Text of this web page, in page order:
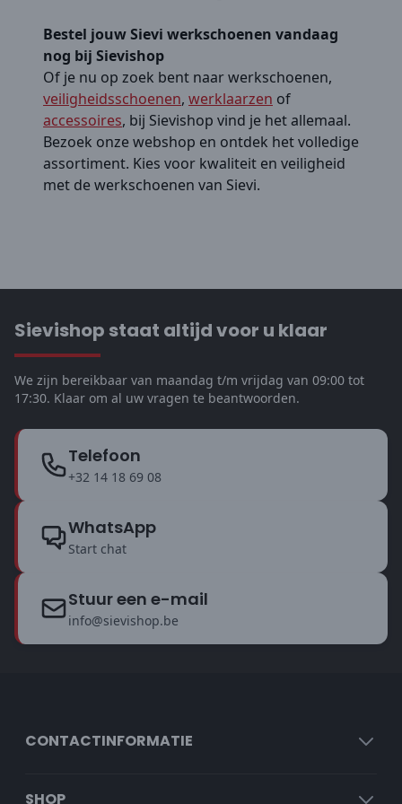
Bestel jouw Sievi werkschoenen vandaag
nog bij Sievishop
Of je nu op zoek bent naar werkschoenen,
veiligheidsschoenen, werklaarzen of
accessoires, bij Sievishop vind je het allemaal.
Bezoek onze webshop en ontdek het volledige
assortiment. Kies voor kwaliteit en veiligheid
met de werkschoenen van Sievi.
Sievishop staat altijd voor u klaar
We zijn bereikbaar van maandag t/m vrijdag van 09:00 tot
17:30. Klaar om al uw vragen te beantwoorden.
Telefoon
+32 14 18 69 08
WhatsApp
Start chat
Stuur een e-mail
info@sievishop.be
CONTACTINFORMATIE
SHOP